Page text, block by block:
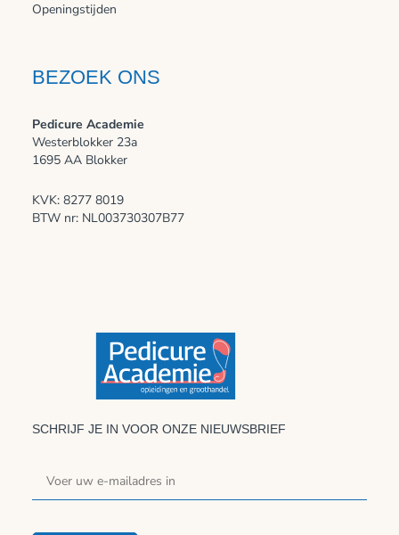
Openingstijden
BEZOEK ONS
Pedicure Academie
Westerblokker 23a
1695 AA Blokker
KVK: 8277 8019
BTW nr: NL003730307B77
SCHRIJF JE IN VOOR ONZE NIEUWSBRIEF